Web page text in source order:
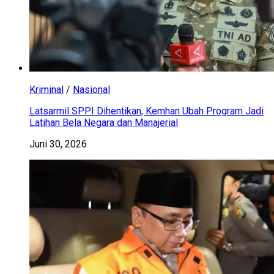
Kriminal / Nasional
Latsarmil SPPI Dihentikan, Kemhan Ubah Program Jadi
Latihan Bela Negara dan Manajerial
Juni 30, 2026